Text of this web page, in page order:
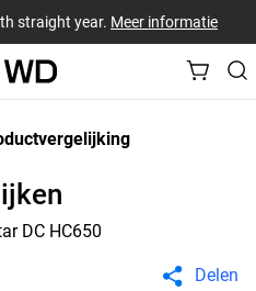
straight year. Meer informatie
DC HC650
Delen